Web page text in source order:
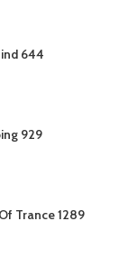
644
929
Trance 1289